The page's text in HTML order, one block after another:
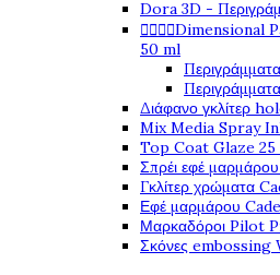
Dora 3D -
Dimensional
50 ml
Διάφανο γκλίτερ
Mix Media Spray
Top Coat Glaze 25
Σπρέι εφέ
Γκλίτερ χρώματα
Εφέ μαρμάρου
Μαρκαδόροι Pilot
Σκόνες embossing